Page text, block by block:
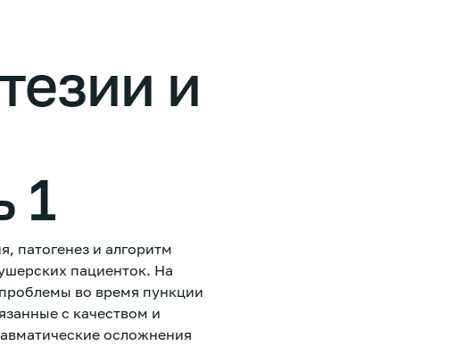
и
1
патогенез и алгоритм
пациенток. На
во время пункции
с качеством и
осложнения